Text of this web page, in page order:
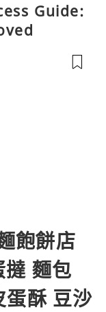
Guide:
飽餅店
麵包
蛋酥 豆沙